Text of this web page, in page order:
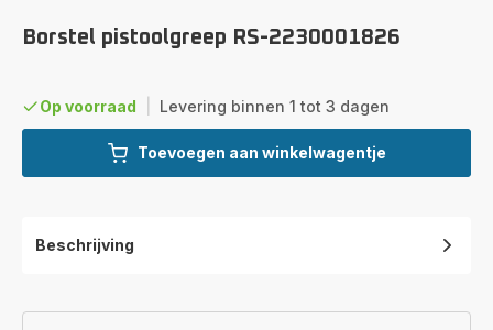
Borstel pistoolgreep RS-2230001826
Op voorraad Levering binnen 1 tot 3 dagen
Toevoegen aan winkelwagentje
Beschrijving